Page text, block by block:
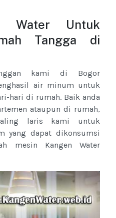
Water Untuk
Tangga di
kami di Bogor
air minum untuk
hari di rumah. Baik anda
ataupun di rumah,
laris kami untuk
yang dapat dikonsumsi
mesin Kangen Water